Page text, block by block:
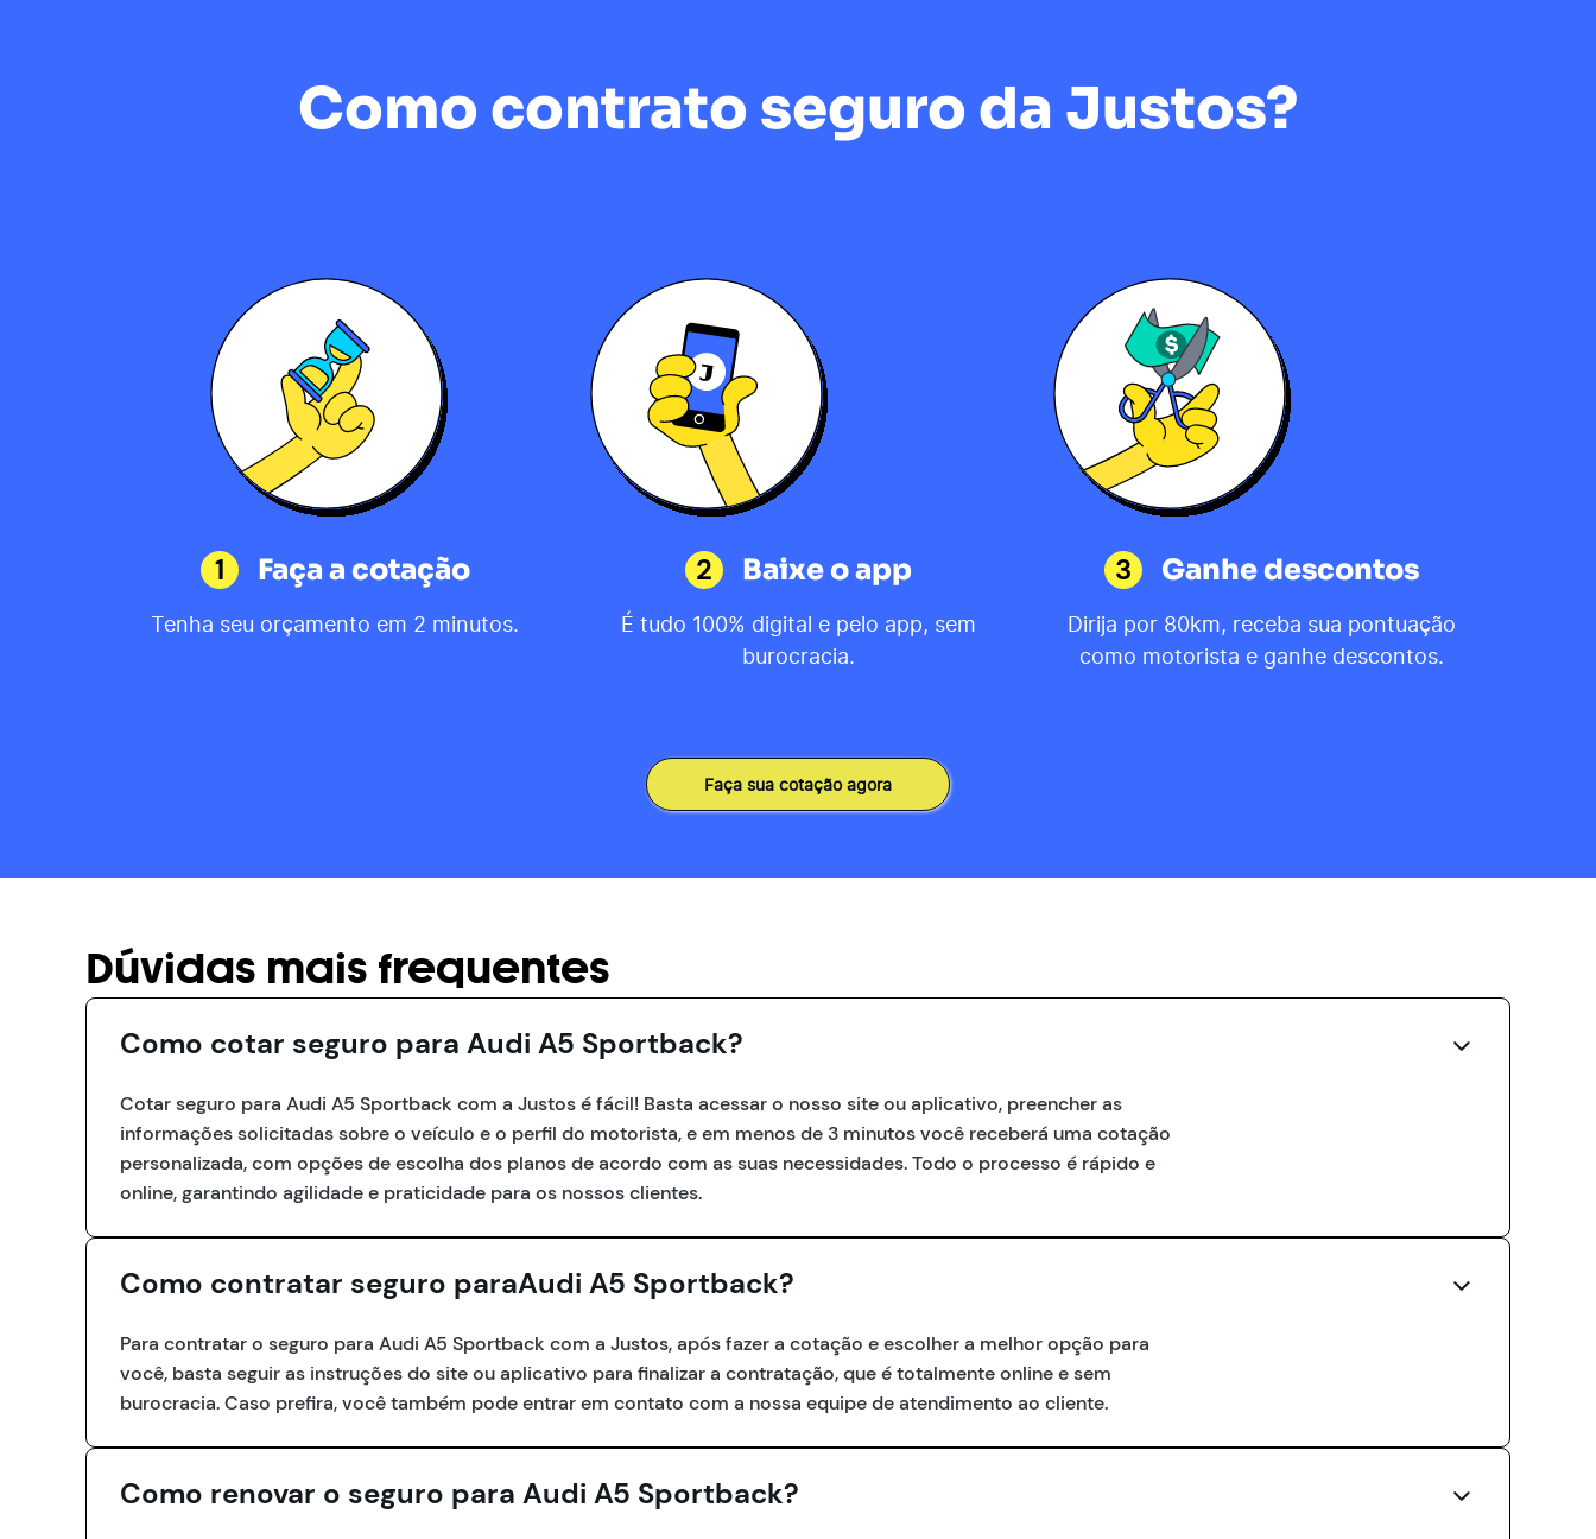
Como contrato seguro da Justos?
1 Faça a cotação
Tenha seu orçamento em 2 minutos.
2 Baixe o app
É tudo 100% digital e pelo app, sem
burocracia.
3 Ganhe descontos
Dirija por 80km, receba sua pontuação
como motorista e ganhe descontos.
Faça sua cotação agora
Dúvidas mais frequentes
Como cotar seguro para Audi A5 Sportback?
Cotar seguro para Audi A5 Sportback com a Justos é fácil! Basta acessar o nosso site ou aplicativo, preencher as
informações solicitadas sobre o veículo e o perfil do motorista, e em menos de 3 minutos você receberá uma cotação
personalizada, com opções de escolha dos planos de acordo com as suas necessidades. Todo o processo é rápido e
online, garantindo agilidade e praticidade para os nossos clientes.
Como contratar seguro paraAudi A5 Sportback?
Para contratar o seguro para Audi A5 Sportback com a Justos, após fazer a cotação e escolher a melhor opção para
você, basta seguir as instruções do site ou aplicativo para finalizar a contratação, que é totalmente online e sem
burocracia. Caso prefira, você também pode entrar em contato com a nossa equipe de atendimento ao cliente.
Como renovar o seguro para Audi A5 Sportback?